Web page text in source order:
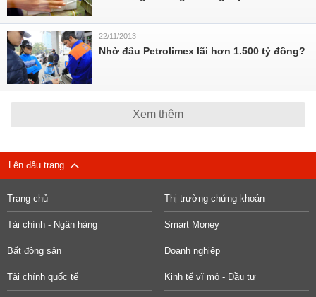
22/11/2013
Nhờ đâu Petrolimex lãi hơn 1.500 tỷ đồng?
Xem thêm
Lên đầu trang
Trang chủ Thị trường chứng khoán
Tài chính - Ngân hàng Smart Money
Bất động sản Doanh nghiệp
Tài chính quốc tế Kinh tế vĩ mô - Đầu tư